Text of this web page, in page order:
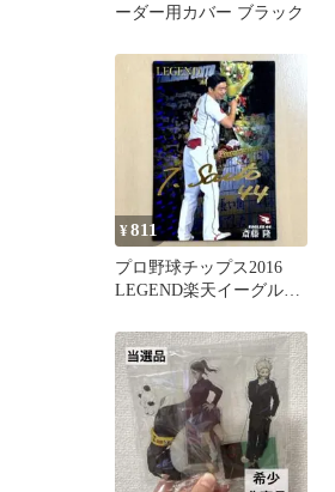
ーダー用カバー ブラック
¥811
プロ野球チップス2016
LEGEND楽天イーグルス